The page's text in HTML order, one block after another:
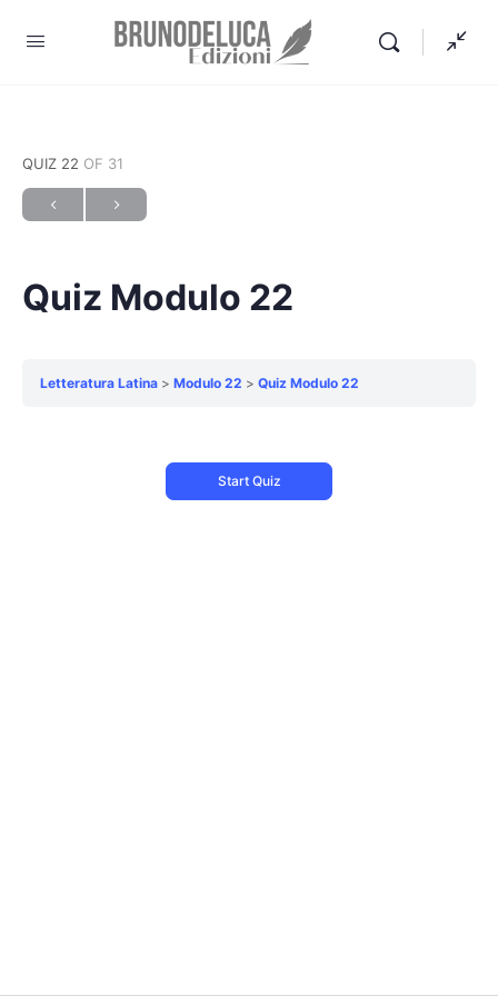
QUIZ 22 OF 31
Quiz Modulo 22
Letteratura Latina Modulo 22 Quiz Modulo 22